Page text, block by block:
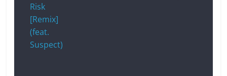
Risk
[Remix]
(feat.
Suspect)